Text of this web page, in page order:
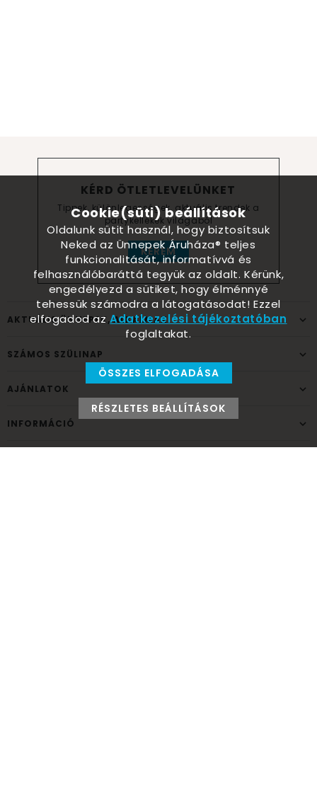
KÉRD ÖTLETLEVELÜNKET
Tippek, különlegességek, aktuális trendek a
partykellékek világából
KÉREM
AKTUÁLIS ÜNNEPEK, ALKALMAK
SZÁMOS SZÜLINAP
AJÁNLATOK
INFORMÁCIÓ
Cookie(süti) beállítások
Oldalunk sütit használ, hogy biztosítsuk
Neked az Ünnepek Áruháza® teljes
funkcionalitását, informatívvá és
felhasználóbaráttá tegyük az oldalt. Kérünk,
engedélyezd a sütiket, hogy élménnyé
tehessük számodra a látogatásodat! Ezzel
elfogadod azAdatkezelési tájékoztatóban
foglaltakat.
ÖSSZES ELFOGADÁSA
RÉSZLETES BEÁLLÍTÁSOK